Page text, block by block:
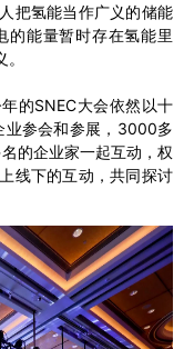
把氢能当作广义的储能
的能量暂时存在氢能里
的SNEC大会依然以十
业参会和参展，3000多
的企业家一起互动，权
线下的互动，共同探讨